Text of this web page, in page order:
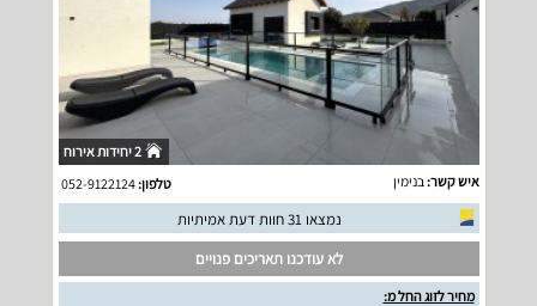
2 יחידות אירוח
איש קשר: בנימין טלפון:052-9122124
נמצאו 31 חוות דעת אמיתיות
לא עודכנו תאריכים פנויים
מחיר לזוג החל מ: